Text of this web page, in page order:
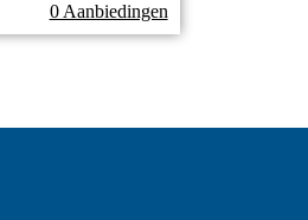
0 Aanbiedingen